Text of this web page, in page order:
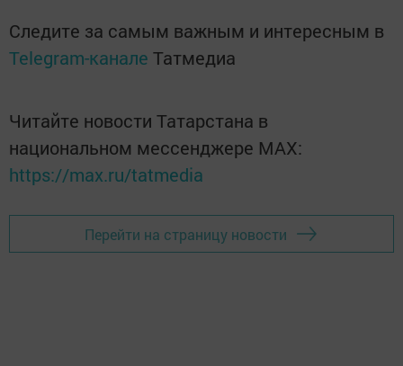
Следите за самым важным и интересным в
Telegram-канале Татмедиа
Читайте новости Татарстана в
национальном мессенджере MАХ:
https://max.ru/tatmedia
Перейти на страницу новости